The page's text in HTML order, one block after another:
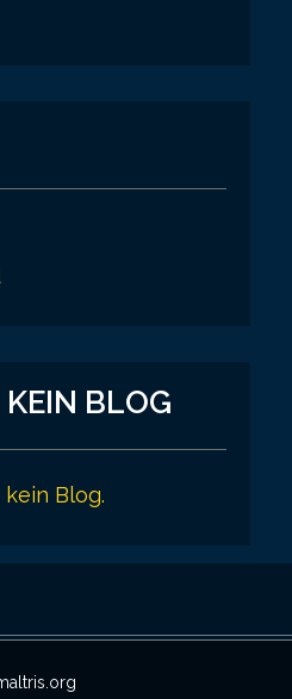
BLOG
Blog.